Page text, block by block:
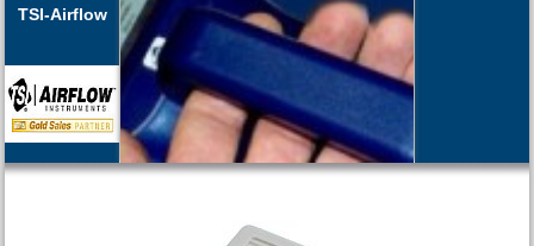
TSI-Airflow